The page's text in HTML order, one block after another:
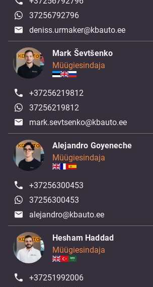
37256792796
deniss.urmaker@kbauto.ee
Mark Ševtšenko
Müügiesindaja
+37256219812
37256219812
mark.sevtsenko@kbauto.ee
Alejandro Goyeneche
Müügiesindaja
+37256300453
37256300453
alejandro@kbauto.ee
Hesham Haddad
Müügiesindaja
+37251992006